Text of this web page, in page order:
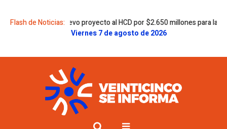
Flash de Noticias:
un nuevo proyecto al HCD por $2.650 millones para la Secundaria 8
Viernes 7 de agosto de 2026